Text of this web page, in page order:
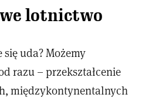
lotnictwo
uda? Możemy
razu – przekształcenie
międzykontynentalnych